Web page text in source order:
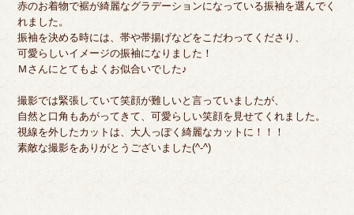
赤のお着物で裾が綺麗なグラデーションになっている振袖を選んでく
れました。
振袖を決める時には、帯や帯揚げなどをこだわってくださり、
可愛らしいイメージの振袖になりました！
Ｍさんにとてもよくお似合いでした♪
撮影では緊張していて笑顔が難しいと言っていましたが、
自然と口角もあがってきて、可愛らしい笑顔を見せてくれました。
視線を外したカットは、大人っぽく綺麗なカットに！！！
素敵な撮影をありがとうございました(^-^)